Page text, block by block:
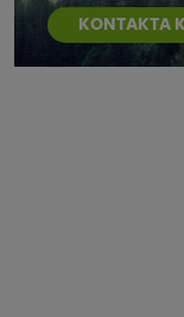
Smart Living(2)
Sunwind(2)
KONTAKTA